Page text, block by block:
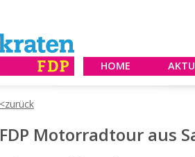
HOME
FDP Motorradtour aus